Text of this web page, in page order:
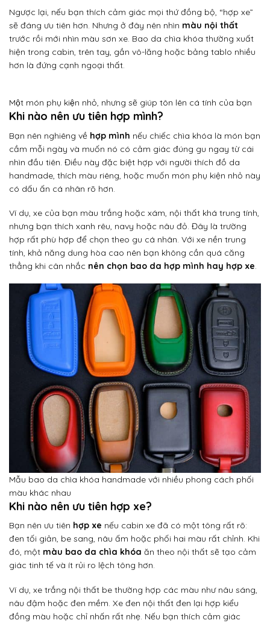
Ngược lại, nếu bạn thích cảm giác mọi thứ đồng bộ, “hợp xe”
sẽ đáng ưu tiên hơn. Nhưng ở đây nên nhìn màu nội thất
trước rồi mới nhìn màu sơn xe. Bao da chìa khóa thường xuất
hiện trong cabin, trên tay, gần vô-lăng hoặc bảng tablo nhiều
hơn là đứng cạnh ngoại thất.
Một món phụ kiện nhỏ, nhưng sẽ giúp tôn lên cá tính của bạn
Khi nào nên ưu tiên hợp mình?
Bạn nên nghiêng về hợp mình nếu chiếc chìa khóa là món bạn
cầm mỗi ngày và muốn nó có cảm giác đúng gu ngay từ cái
nhìn đầu tiên. Điều này đặc biệt hợp với người thích đồ da
handmade, thích màu riêng, hoặc muốn món phụ kiện nhỏ này
có dấu ấn cá nhân rõ hơn.
Ví dụ, xe của bạn màu trắng hoặc xám, nội thất khá trung tính,
nhưng bạn thích xanh rêu, navy hoặc nâu đỏ. Đây là trường
hợp rất phù hợp để chọn theo gu cá nhân. Với xe nền trung
tính, khả năng dung hòa cao nên bạn không cần quá căng
thẳng khi cân nhắc nên chọn bao da hợp mình hay hợp xe.
Mẫu bao da chìa khóa handmade với nhiều phong cách phối
màu khác nhau
Khi nào nên ưu tiên hợp xe?
Bạn nên ưu tiên hợp xe nếu cabin xe đã có một tông rất rõ:
đen tối giản, be sang, nâu ấm hoặc phối hai màu rất chỉnh. Khi
đó, một màu bao da chìa khóa ăn theo nội thất sẽ tạo cảm
giác tinh tế và ít rủi ro lệch tông hơn.
Ví dụ, xe trắng nội thất be thường hợp các màu như nâu sáng,
nâu đậm hoặc đen mềm. Xe đen nội thất đen lại hợp kiểu
đồng màu hoặc chỉ nhấn rất nhẹ. Nếu bạn thích cảm giác